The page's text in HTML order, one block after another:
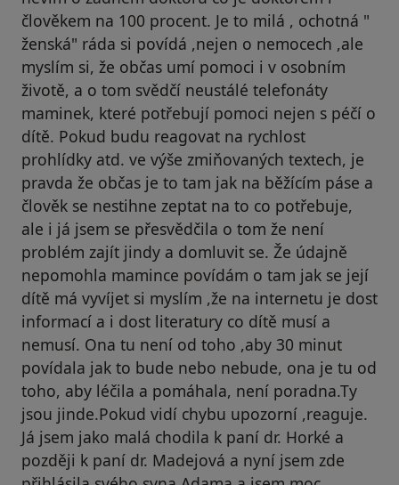
člověkem na 100 procent. Je to milá , ochotná "
ženská" ráda si povídá ,nejen o nemocech ,ale
myslím si, že občas umí pomoci i v osobním
životě, a o tom svědčí neustálé telefonáty
maminek, které potřebují pomoci nejen s péčí o
dítě. Pokud budu reagovat na rychlost
prohlídky atd. ve výše zmiňovaných textech, je
pravda že občas je to tam jak na běžícím páse a
člověk se nestihne zeptat na to co potřebuje,
ale i já jsem se přesvědčila o tom že není
problém zajít jindy a domluvit se. Že údajně
nepomohla mamince povídám o tam jak se její
dítě má vyvíjet si myslím ,že na internetu je dost
informací a i dost literatury co dítě musí a
nemusí. Ona tu není od toho ,aby 30 minut
povídala jak to bude nebo nebude, ona je tu od
toho, aby léčila a pomáhala, není poradna.Ty
jsou jinde.Pokud vidí chybu upozorní ,reaguje.
Já jsem jako malá chodila k paní dr. Horké a
později k paní dr. Madejová a nyní jsem zde